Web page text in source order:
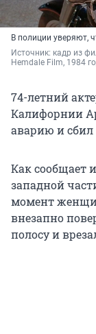
В полиции уверяют,
Источник: кадр из
Hemdale Film, 1984
74-летний
Калифорнии
аварию и сбил
Как сообщает
западной
момент
внезапно
полосу и